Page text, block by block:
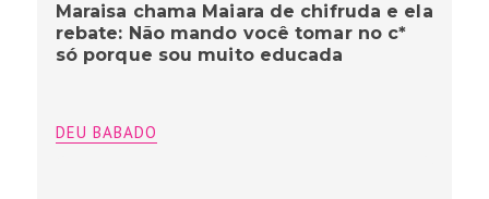
Maraisa chama Maiara de chifruda e ela
rebate: Não mando você tomar no c*
só porque sou muito educada
DEU BABADO